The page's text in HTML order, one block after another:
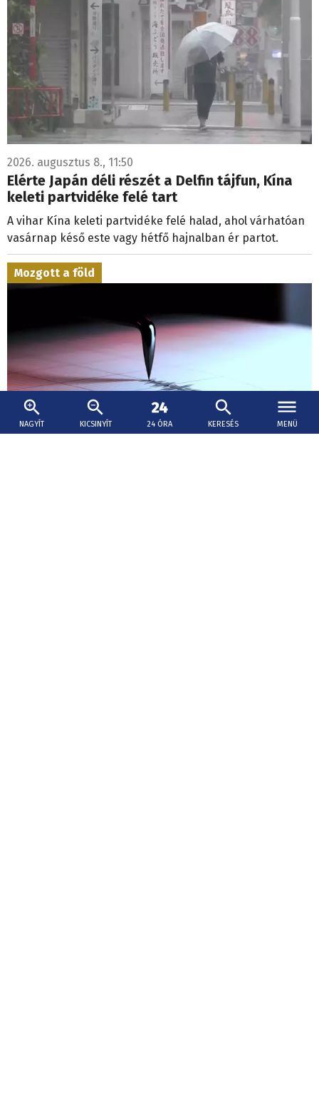
NAGYÍT KICSINYÍT 24 ÓRA KERESÉS MENÜ
2026. augusztus 8., 11:50
Elérte Japán déli részét a Delfin tájfun, Kína
keleti partvidéke felé tart
A vihar Kína keleti partvidéke felé halad, ahol várhatóan
vasárnap késő este vagy hétfő hajnalban ér partot.
Mozgott a föld